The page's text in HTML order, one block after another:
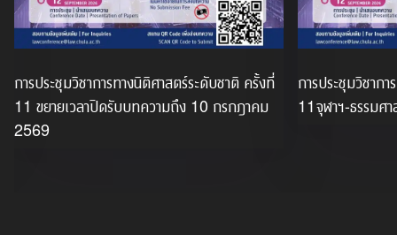
การประชุมวิชาการทางนิติศาสตร์ระดับชาติ ครั้งที่
11 ขยายเวลาปิดรับบทความถึง 10 กรกฎาคม
2569
การประชุมวิชาก
11จุฬาฯ-ธรรมศ